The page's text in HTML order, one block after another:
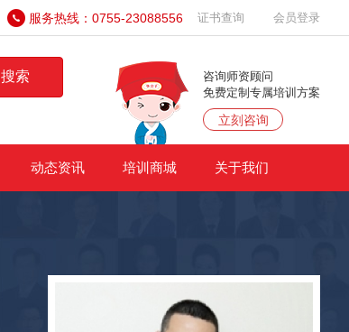
服务热线：0755-23088556 证书查询 会员登录
搜索
咨询师资顾问
免费定制专属培训方案
立刻咨询
动态资讯 培训商城 关于我们